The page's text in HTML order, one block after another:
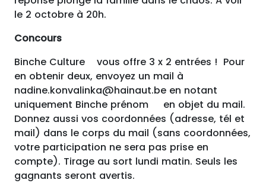
le 2 octobre à 20h.
Concours
Binche Culture vous offre 3 x 2 entrées ! Pour
en obtenir deux, envoyez un mail à
nadine.konvalinka@hainaut.be en notant
uniquement Binche prénom en objet du mail.
Donnez aussi vos coordonnées (adresse, tél et
mail) dans le corps du mail (sans coordonnées,
votre participation ne sera pas prise en
compte). Tirage au sort lundi matin. Seuls les
gagnants seront avertis.